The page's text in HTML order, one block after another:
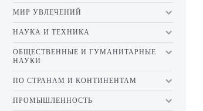
МИР УВЛЕЧЕНИЙ
НАУКА И ТЕХНИКА
ОБЩЕСТВЕННЫЕ И ГУМАНИТАРНЫЕ
НАУКИ
ПО СТРАНАМ И КОНТИНЕНТАМ
ПРОМЫШЛЕННОСТЬ